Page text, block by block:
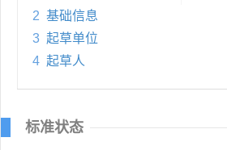
2 基础信息
3 起草单位
4 起草人
标准状态